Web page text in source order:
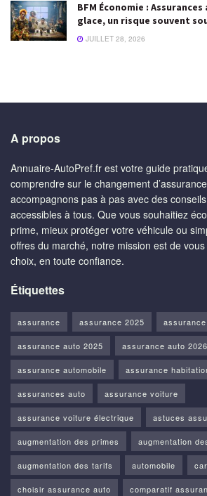
BFM Économie :
glace, un risque souvent
JUILLET 28, 2026
A propos
Annuaire-AutoPref.fr est votre guide
comprendre sur le changement
accompagnons pas à pas avec des
accessibles à tous. Que vous souhaitiez
prime, mieux protéger votre véhicule ou
offres du marché, notre mission est de
choix, en toute confiance.
Étiquettes
assurance assurance 2025
assurance auto 2025 assurance auto 2026
assurance automobile assurance
assurances auto assurance voiture
assurance voiture électrique astuces
augmentation des primes augmentation
augmentation des tarifs automobile
choisir assurance auto comparatif